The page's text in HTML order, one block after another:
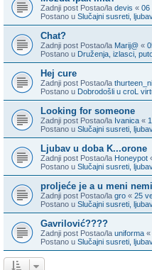
Zadnji post Postao/la devis « 06
Postano u Slučajni susreti,
Chat?
Zadnji post Postao/la Marij@ «
Postano u Druženja, izlasci,
Hej cure
Zadnji post Postao/la
Postano u Dobrodošli u croL
Looking for someone
Zadnji post Postao/la Ivanica «
Postano u Slučajni susreti,
Ljubav u doba K...orone
Zadnji post Postao/la Honeypot
Postano u Slučajni susreti,
proljeće je a u meni
Zadnji post Postao/la gro « 25
Postano u Slučajni susreti,
Gavrilović????
Zadnji post Postao/la uniforma «
Postano u Slučajni susreti,